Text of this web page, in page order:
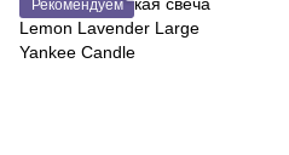
Рекомендуем